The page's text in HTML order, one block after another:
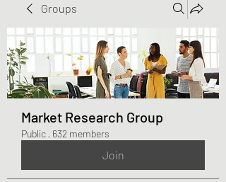
Groups
Market Research Group
Public · 632 members
Join